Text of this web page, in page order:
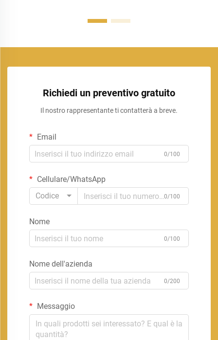
Richiedi un preventivo gratuito
Il nostro rappresentante ti contatterà a breve.
Email
0/100
Cellulare/WhatsApp
Codice
0/100
Nome
0/100
Nome dell'azienda
0/200
Messaggio